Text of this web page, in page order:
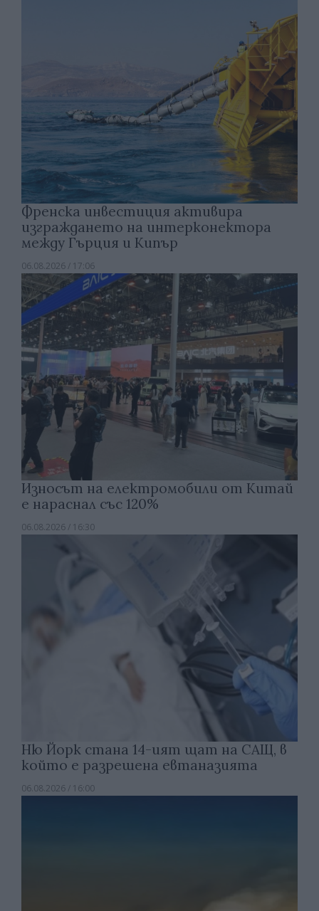
Френска инвестиция активира
изграждането на интерконектора
между Гърция и Кипър
06.08.2026 / 17:06
Износът на електромобили от Китай
е нараснал със 120%
06.08.2026 / 16:30
Ню Йорк стана 14-ият щат на САЩ, в
който е разрешена евтаназията
06.08.2026 / 16:00